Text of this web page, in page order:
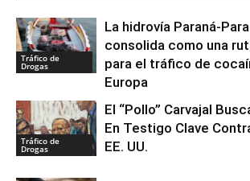
Tráfico de
Drogas
La hidrovía Paraná-
consolida como una
para el tráfico de
Europa
Tráfico de
Drogas
El “Pollo” Carvajal
En Testigo Clave
EE. UU.